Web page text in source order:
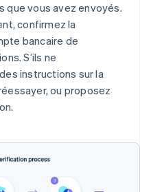
que vous avez envoyés.
confirmez la
bancaire de
S’ils ne
instructions sur la
ou proposez